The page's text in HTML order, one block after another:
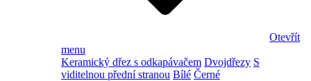
Otevřít
menu
Keramický dřez s odkapávačem Dvojdřezy S
viditelnou přední stranou Bílé Černé